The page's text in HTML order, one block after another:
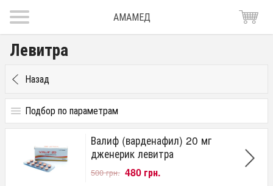
АМАМЕД
Левитра
Назад
Подбор по параметрам
Дозировка
10 мг
20 мг
40 мг
Валиф (варденафил) 20 мг
дженерик левитра
500 грн. 480 грн.